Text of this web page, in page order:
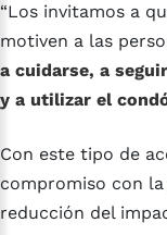
“Los invitamos a
motiven a las
a cuidarse, a
y a utilizar el
Con este tipo de
compromiso con
reducción del